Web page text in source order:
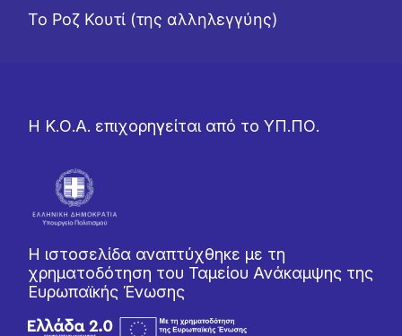
Το Ροζ Κουτί (της αλληλεγγύης)
Η Κ.Ο.Α. επιχορηγείται από το ΥΠ.ΠΟ.
Η ιστοσελίδα αναπτύχθηκε με τη
χρηματοδότηση του Ταμείου Ανάκαμψης της
Ευρωπαϊκής Ένωσης